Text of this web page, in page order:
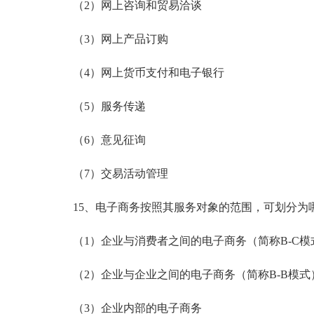
（2）网上咨询和贸易洽谈
（3）网上产品订购
（4）网上货币支付和电子银行
（5）服务传递
（6）意见征询
（7）交易活动管理
15、电子商务按照其服务对象的范围，可划分为
（1）企业与消费者之间的电子商务（简称B-C模
（2）企业与企业之间的电子商务（简称B-B模式
（3）企业内部的电子商务